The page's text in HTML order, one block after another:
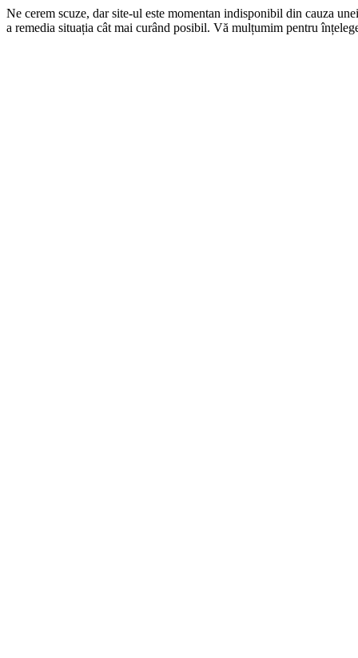
Ne cerem scuze, dar site-ul este momentan indisponibil din cauza
a remedia situația cât mai curând posibil. Vă mulțumim pentru